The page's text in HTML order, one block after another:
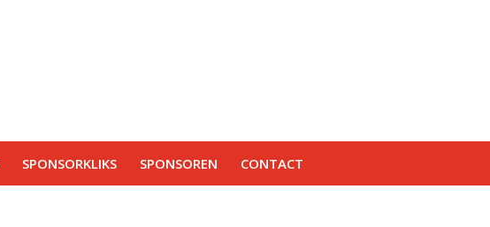
SPONSORKLIKS SPONSOREN CONTACT